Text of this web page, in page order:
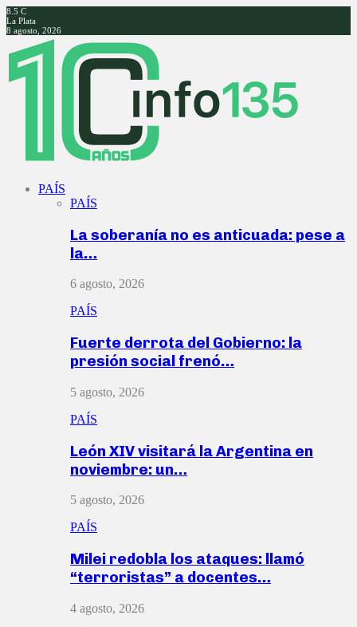
8.5 C
La Plata
8 agosto, 2026
Facebook
Twitter
Instagram
Youtube
PAÍS
PAÍS
La soberanía no es anticuada: pese a
la…
6 agosto, 2026
PAÍS
Fuerte derrota del Gobierno: la
presión social frenó…
5 agosto, 2026
PAÍS
León XIV visitará la Argentina en
noviembre: un…
5 agosto, 2026
PAÍS
Milei redobla los ataques: llamó
“terroristas” a docentes…
4 agosto, 2026